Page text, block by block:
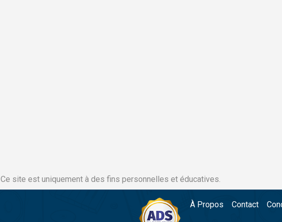
Ce site est uniquement à des fins personnelles et éducatives.
À Propos Contact